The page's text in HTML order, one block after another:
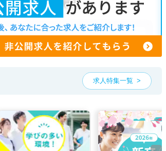
求人特集一覧